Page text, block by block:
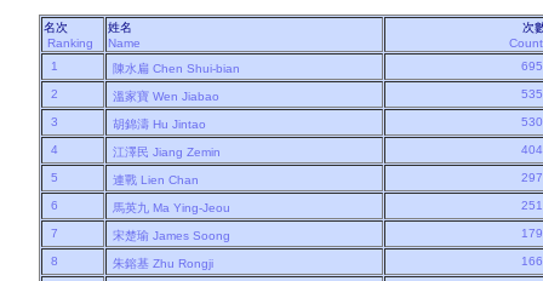
名次
Ranking
姓名
Name
次
1
陳水扁 Chen Shui-bian
2 溫家寶 Wen Jiabao
3 胡錦濤 Hu Jintao
4 江澤民 Jiang Zemin
5 連戰 Lien Chan
6 馬英九 Ma Ying-Jeou
7 宋楚瑜 James Soong
8 朱鎔基 Zhu Rongji